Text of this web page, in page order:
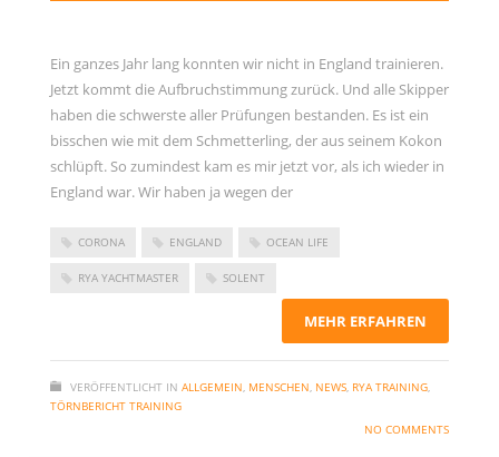
Ein ganzes Jahr lang konnten wir nicht in England trainieren.
Jetzt kommt die Aufbruchstimmung zurück. Und alle Skipper
haben die schwerste aller Prüfungen bestanden. Es ist ein
bisschen wie mit dem Schmetterling, der aus seinem Kokon
schlüpft. So zumindest kam es mir jetzt vor, als ich wieder in
England war. Wir haben ja wegen der
CORONA ENGLAND OCEAN LIFE
RYA YACHTMASTER SOLENT
MEHR ERFAHREN
VERÖFFENTLICHT IN ALLGEMEIN, MENSCHEN, NEWS, RYA TRAINING,
TÖRNBERICHT TRAINING
NO COMMENTS